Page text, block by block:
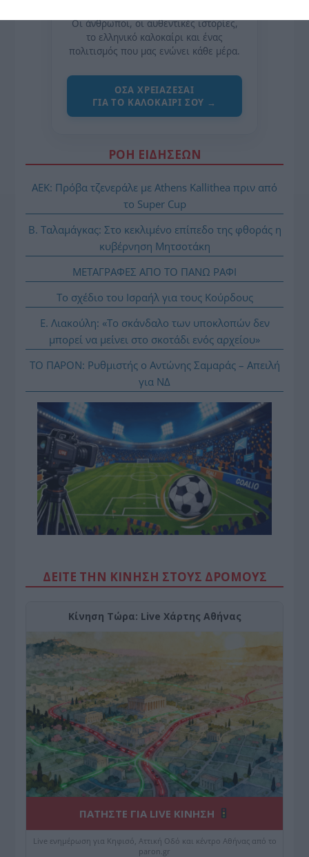
της Ζωής μας
Οι άνθρωποι, οι αυθεντικές ιστορίες,
το ελληνικό καλοκαίρι και ένας
πολιτισμός που μας ενώνει κάθε μέρα.
ΌΣΑ ΧΡΕΙΆΖΕΣΑΙ
ΓΙΑ ΤΟ ΚΑΛΟΚΑΊΡΙ ΣΟΥ →
ΡΟΗ ΕΙΔΗΣΕΩΝ
ΑΕΚ: Πρόβα τζενεράλε με Athens Kallithea πριν από
το Super Cup
Β. Ταλαμάγκας: Στο κεκλιμένο επίπεδο της φθοράς η
κυβέρνηση Μητσοτάκη
ΜΕΤΑΓΡΑΦΕΣ ΑΠΟ ΤΟ ΠΑΝΩ ΡΑΦΙ
Το σχέδιο του Ισραήλ για τους Κούρδους
Ε. Λιακούλη: «Το σκάνδαλο των υποκλοπών δεν
μπορεί να μείνει στο σκοτάδι ενός αρχείου»
ΤΟ ΠΑΡΟΝ: Ρυθμιστής ο Αντώνης Σαμαράς – Απειλή
για ΝΔ
ΔΕΙΤΕ ΤΗΝ ΚΙΝΗΣΗ ΣΤΟΥΣ ΔΡΌΜΟΥΣ
Κίνηση Τώρα: Live Χάρτης Αθήνας
ΠΑΤΗΣΤΕ ΓΙΑ LIVE ΚΙΝΗΣΗ
Live ενημέρωση για Κηφισό, Αττική Οδό και κέντρο Αθήνας από το
paron.gr